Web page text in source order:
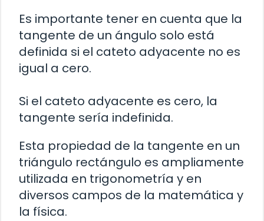
Es importante tener en cuenta que la
tangente de un ángulo solo está
definida si el cateto adyacente no es
igual a cero.
Si el cateto adyacente es cero, la
tangente sería indefinida.
Esta propiedad de la tangente en un
triángulo rectángulo es ampliamente
utilizada en trigonometría y en
diversos campos de la matemática y
la física.